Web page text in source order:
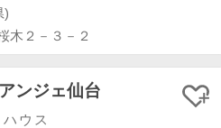
)
木２－３－２
ンジェ仙台
ウス